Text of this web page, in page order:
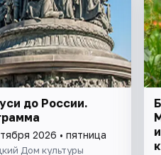
до России.
2026 • пятница
Дом культуры